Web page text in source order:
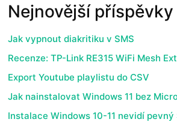
Nejnovější příspěvky
Jak vypnout diakritiku v SMS
Recenze: TP-Link RE315 WiFi Mesh
Export Youtube playlistu do CSV
Jak nainstalovat Windows 11 bez
Instalace Windows 10-11 nevidí pevný